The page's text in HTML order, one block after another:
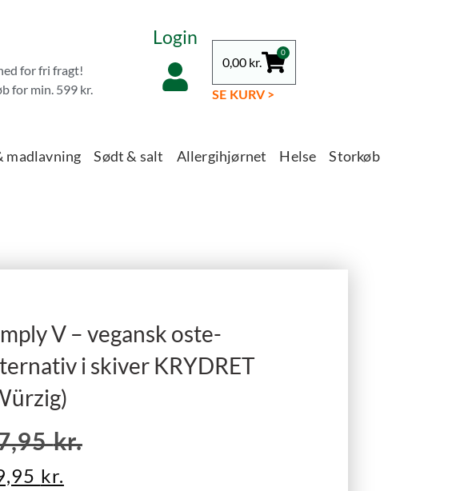
for fri fragt!
for min. 599 kr.
Login
0,00 kr.
0
SE KURV >
madlavning Sødt & salt Allergihjørnet Helse Storkøb
V – vegansk oste-
i skiver KRYDRET
kr.
kr.